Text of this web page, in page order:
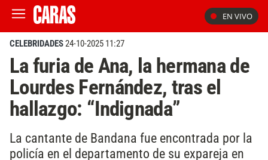
EN VIVO
CELEBRIDADES24-10-2025 11:27
La furia de Ana, la hermana de
Lourdes Fernández, tras el
hallazgo: “Indignada”
La cantante de Bandana fue encontrada por la
policía en el departamento de su expareja en